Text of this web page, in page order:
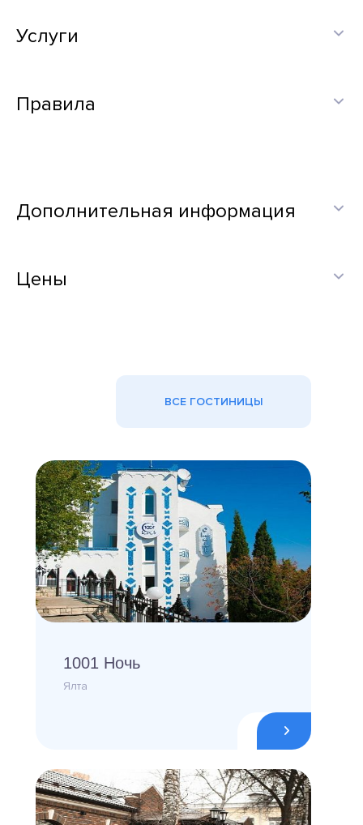
Услуги
Правила
Дополнительная информация
Цены
ВСЕ ГОСТИНИЦЫ
1001 Ночь
Ялта